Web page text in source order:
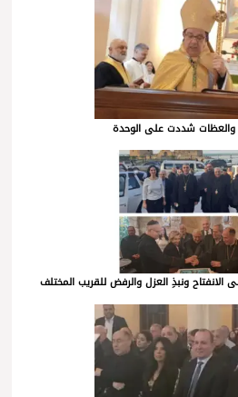
والعظات شددت على الوحدة
ونبذِ العزل والرفض للقريب المختلف